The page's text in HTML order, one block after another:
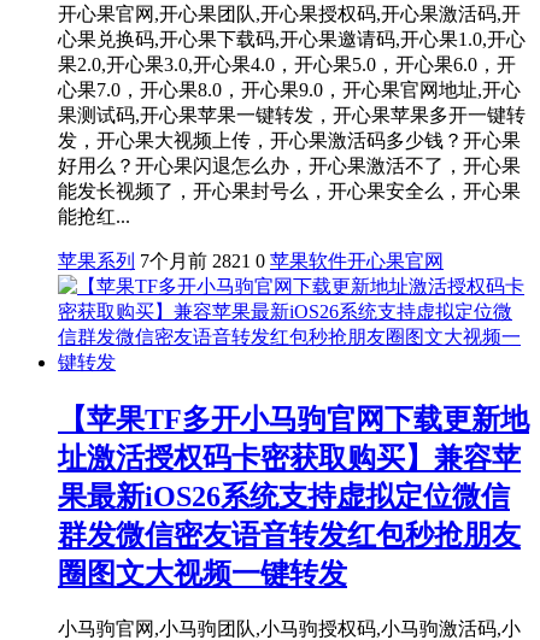
开心果官网,开心果团队,开心果授权码,开心果激活码,开
心果兑换码,开心果下载码,开心果邀请码,开心果1.0,开心
果2.0,开心果3.0,开心果4.0，开心果5.0，开心果6.0，开
心果7.0，开心果8.0，开心果9.0，开心果官网地址,开心
果测试码,开心果苹果一键转发，开心果苹果多开一键转
发，开心果大视频上传，开心果激活码多少钱？开心果
好用么？开心果闪退怎么办，开心果激活不了，开心果
能发长视频了，开心果封号么，开心果安全么，开心果
能抢红...
苹果系列 7个月前 2821 0 苹果软件开心果官网
【苹果TF多开小马驹官网下载更新地
址激活授权码卡密获取购买】兼容苹
果最新iOS26系统支持虚拟定位微信
群发微信密友语音转发红包秒抢朋友
圈图文大视频一键转发
小马驹官网,小马驹团队,小马驹授权码,小马驹激活码,小